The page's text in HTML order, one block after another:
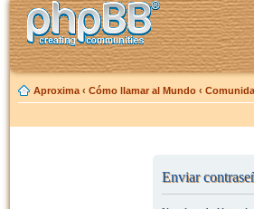
Aproxima ‹ Cómo llamar al Mundo ‹
Enviar